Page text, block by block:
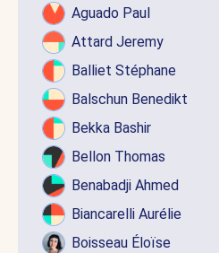
Aguado Paul
Attard Jeremy
Balliet Stéphane
Balschun Benedikt
Bekka Bashir
Bellon Thomas
Benabadji Ahmed
Biancarelli Aurélie
Boisseau Éloïse